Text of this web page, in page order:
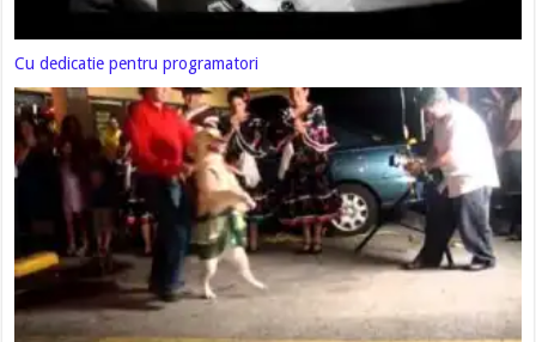
Cu dedicatie pentru programatori